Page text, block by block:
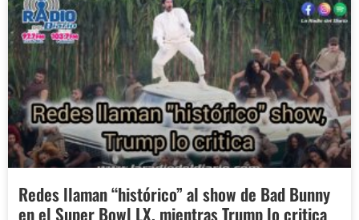
Redes llaman “histórico” al show de Bad Bunny
en el Super Bowl LX, mientras Trump lo critica